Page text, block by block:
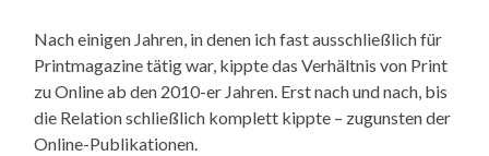
Nach einigen Jahren, in denen ich fast ausschließlich für
Printmagazine tätig war, kippte das Verhältnis von Print
zu Online ab den 2010-er Jahren. Erst nach und nach, bis
die Relation schließlich komplett kippte – zugunsten der
Online-Publikationen.